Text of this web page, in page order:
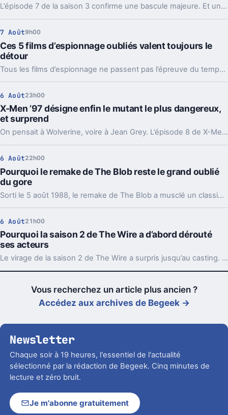
L’épisode 7 de la saison 3 confirme une bascule majeure. Et une réplique d’Ormund Hightower, glissée plus tôt, change déjà la lecture du final.
7 Août9h00
Ces 5 films d’espionnage oubliés valent toujours le
détour
Tous les films d’espionnage ne passent pas l’épreuve du temps. Ceux-là, du polar de guerre à la parodie française, tiennent encore très bien.
6 Août23h00
X-Men ’97 désigne enfin le mutant le plus dangereux,
et surprend
On pensait à Wolverine, voire à Jean Grey. L’épisode 8 de X-Men ’97 pointe un autre mutant, et sa démonstration fait assez mal.
6 Août22h00
Pourquoi le remake de The Blob reste le grand oublié
du gore
Sorti le 5 août 1988, le remake de The Blob a musclé un classique des années 1950. Échec commercial à l’époque, il a pourtant laissé une vraie trace.
6 Août21h00
Pourquoi la saison 2 de The Wire a d’abord dérouté
ses acteurs
Le virage de la saison 2 de The Wire a surpris jusqu’au casting. Avec le recul, ce choix raconte ce que la série voulait vraiment montrer.
Vous recherchez un article plus ancien ?
Accédez aux archives de Begeek →
Newsletter
Chaque soir à 19 heures, l'essentiel de l'actualité
sélectionné par la rédaction de Begeek. Cinq minutes de
lecture et zéro bruit.
Je m'abonne gratuitement